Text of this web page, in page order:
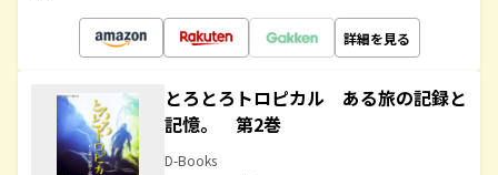
詳細を見る
とろとろトロピカル ある旅の記録と
記憶。 第2巻
D-Books